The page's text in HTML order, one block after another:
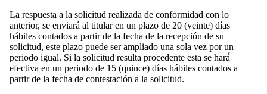
La respuesta a la solicitud realizada de conformidad con lo
anterior, se enviará al titular en un plazo de 20 (veinte) días
hábiles contados a partir de la fecha de la recepción de su
solicitud, este plazo puede ser ampliado una sola vez por un
periodo igual. Si la solicitud resulta procedente esta se hará́
efectiva en un periodo de 15 (quince) días hábiles contados a
partir de la fecha de contestación a la solicitud.